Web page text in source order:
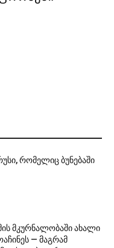
რომელიც ბუნებაში
მკურნალობაში ახალი
— მაგრამ